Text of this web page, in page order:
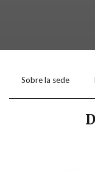
Sobre la sede